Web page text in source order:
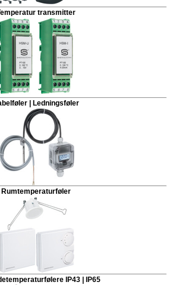
transmitter
| Ledningsføler
Rumtemperaturføler
IP43 | IP65